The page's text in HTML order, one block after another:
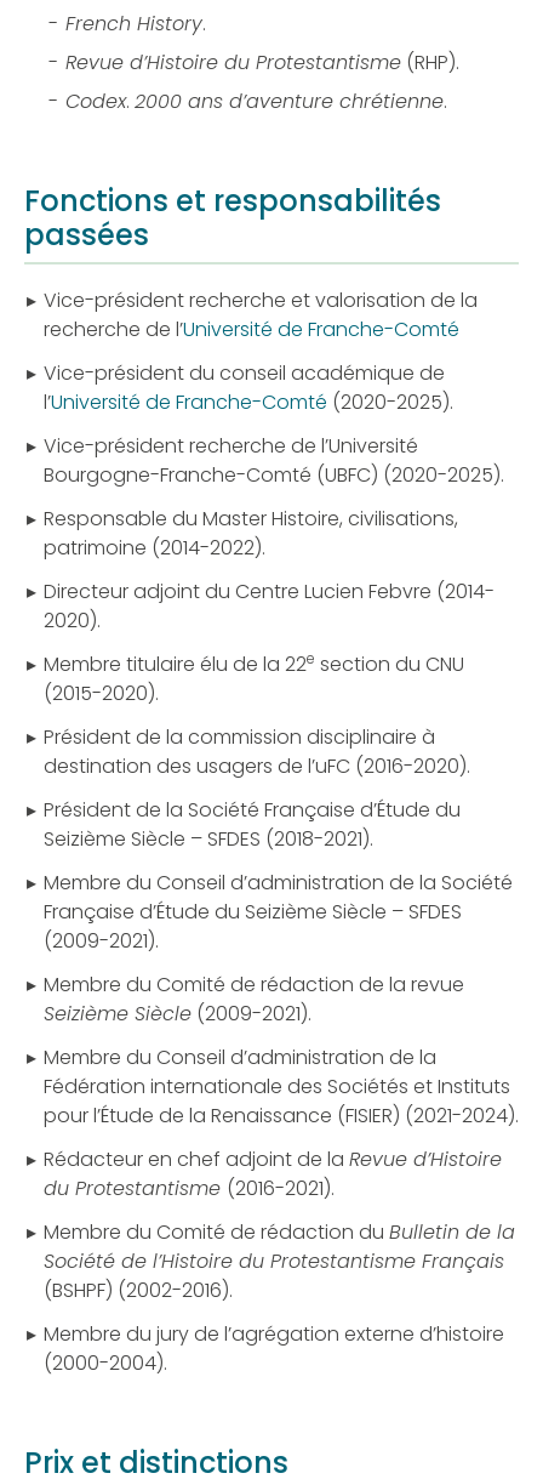
French History.
Revue d’Histoire du Protestantisme (RHP).
Codex. 2000 ans d’aventure chrétienne.
Fonctions et responsabilités
passées
Vice-président recherche et valorisation de la
recherche de l’Université de Franche-Comté
Vice-président du conseil académique de
l’Université de Franche-Comté (2020-2025).
Vice-président recherche de l’Université
Bourgogne-Franche-Comté (UBFC) (2020-2025).
Responsable du Master Histoire, civilisations,
patrimoine (2014-2022).
Directeur adjoint du Centre Lucien Febvre (2014-
2020).
Membre titulaire élu de la 22e section du CNU
(2015-2020).
Président de la commission disciplinaire à
destination des usagers de l’uFC (2016-2020).
Président de la Société Française d’Étude du
Seizième Siècle – SFDES (2018-2021).
Membre du Conseil d’administration de la Société
Française d’Étude du Seizième Siècle – SFDES
(2009-2021).
Membre du Comité de rédaction de la revue
Seizième Siècle (2009-2021).
Membre du Conseil d’administration de la
Fédération internationale des Sociétés et Instituts
pour l’Étude de la Renaissance (FISIER) (2021-2024).
Rédacteur en chef adjoint de la Revue d’Histoire
du Protestantisme (2016-2021).
Membre du Comité de rédaction du Bulletin de la
Société de l’Histoire du Protestantisme Français
(BSHPF) (2002-2016).
Membre du jury de l’agrégation externe d’histoire
(2000-2004).
Prix et distinctions